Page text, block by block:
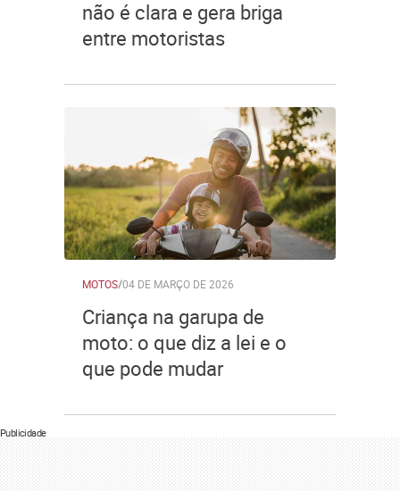
não é clara e gera briga
entre motoristas
MOTOS/04 DE MARÇO DE 2026
Criança na garupa de
moto: o que diz a lei e o
que pode mudar
Publicidade